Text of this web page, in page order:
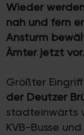
Wieder
nah und fern
Ansturm
Ämter jetzt vor.
Größter
der Deutzer
stadteinwärts
KVB-Busse